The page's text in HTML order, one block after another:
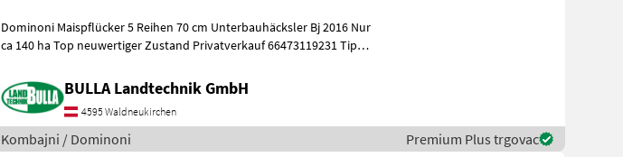
Dominoni Maispflücker 5 Reihen 70 cm Unterbauhäcksler Bj 2016 Nur
ca 140 ha Top neuwertiger Zustand Privatverkauf 66473119231 Tip
BULLA Landtechnik GmbH
4595 Waldneukirchen
Kombajni / Dominoni Premium Plus trgovac